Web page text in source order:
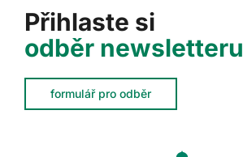
Přihlaste si
odběr newsletteru
formulář pro odběr